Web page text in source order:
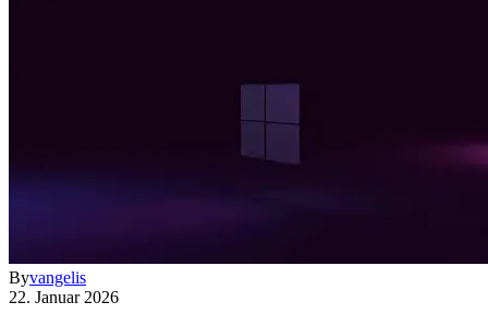
Byvangelis
22. Januar 2026